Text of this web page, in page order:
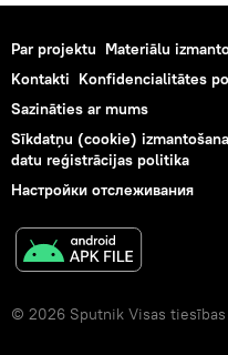
Par projektu Materiālu
Kontakti Konfidencialitātes
Sazināties ar mums
Sīkdatņu (cookie)
datu reģistrācijas politika
Настройки отслеживания
© 2026 Sputnik Visas tiesības